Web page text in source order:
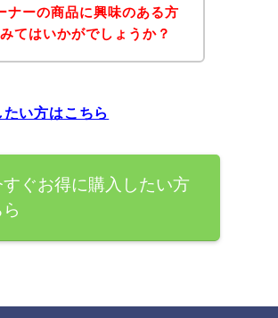
ナーの商品に興味のある方
てはいかがでしょうか？
い方はこちら
ぐお得に購入したい方